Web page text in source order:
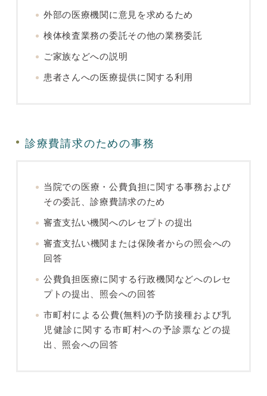
外部の医療機関に意見を求めるため
検体検査業務の委託その他の業務委託
ご家族などへの説明
患者さんへの医療提供に関する利用
診療費請求のための事務
当院での医療・公費負担に関する事務および
その委託、診療費請求のため
審査支払い機関へのレセプトの提出
審査支払い機関または保険者からの照会への
回答
公費負担医療に関する行政機関などへのレセ
プトの提出、照会への回答
市町村による公費(無料)の予防接種および乳
児健診に関する市町村への予診票などの提
出、照会への回答